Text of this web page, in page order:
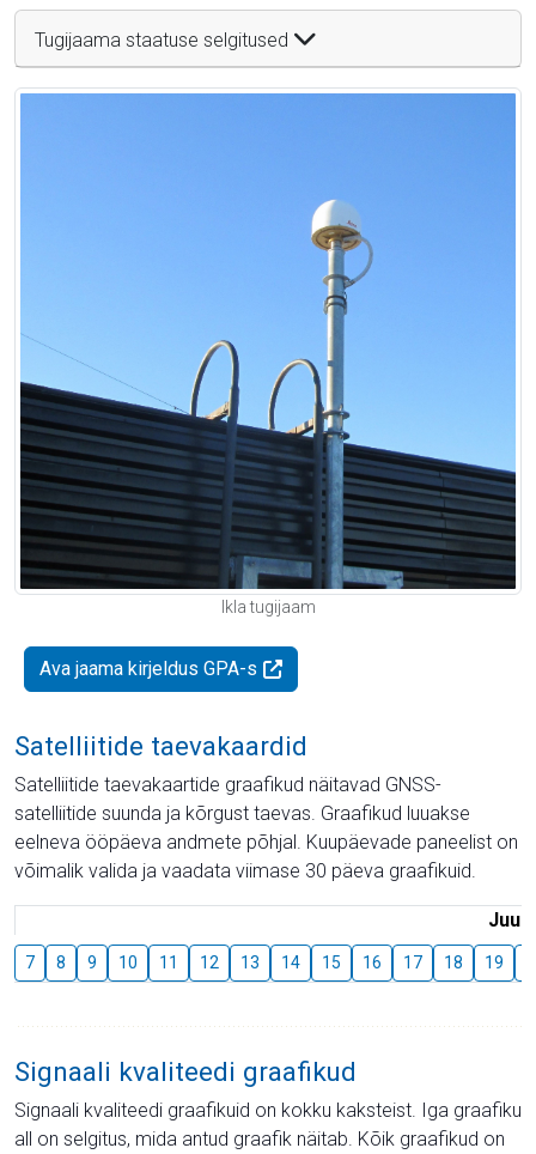
Tugijaama staatuse selgitused
Ikla tugijaam
Ava jaama kirjeldus GPA-s
Satelliitide taevakaardid
Satelliitide taevakaartide graafikud näitavad GNSS-
satelliitide suunda ja kõrgust taevas. Graafikud luuakse
eelneva ööpäeva andmete põhjal. Kuupäevade paneelist on
võimalik valida ja vaadata viimase 30 päeva graafikuid.
Juuli
7 8 9 10 11 12 13 14 15 16 17 18 19
Signaali kvaliteedi graafikud
Signaali kvaliteedi graafikuid on kokku kaksteist. Iga graafiku
all on selgitus, mida antud graafik näitab. Kõik graafikud on